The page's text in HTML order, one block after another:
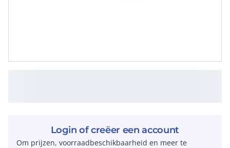
Login of creëer een account
Om prijzen, voorraadbeschikbaarheid en meer te